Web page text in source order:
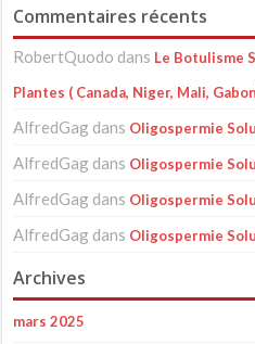
Commentaires récents
RobertQuodo dans Le Botulisme
Plantes ( Canada, Niger, Mali,
AlfredGag dans Oligospermie
AlfredGag dans Oligospermie
AlfredGag dans Oligospermie
AlfredGag dans Oligospermie
Archives
mars 2025